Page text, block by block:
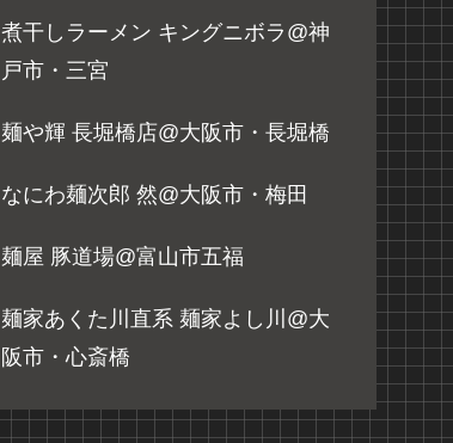
煮干しラーメン キングニボラ@神
戸市・三宮
麺や輝 長堀橋店@大阪市・長堀橋
なにわ麺次郎 然@大阪市・梅田
麺屋 豚道場@富山市五福
麺家あくた川直系 麺家よし川@大
阪市・心斎橋